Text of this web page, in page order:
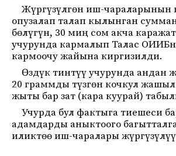
Жүргүзүлгөн иш-
опузалап талап кылынган
бөлүгүн, 30 миң сом акча
учурунда кармалып Талас
кармоочу жайына киргизилди.
Өздүк тинтүү учурунда андан
20 граммды түзгөн кочкул жашыл
жыты бар зат (кара куурай)
Учурда бул фактыга тиешеси
адамдарды аныктоого
иликтөө иш-чаралары